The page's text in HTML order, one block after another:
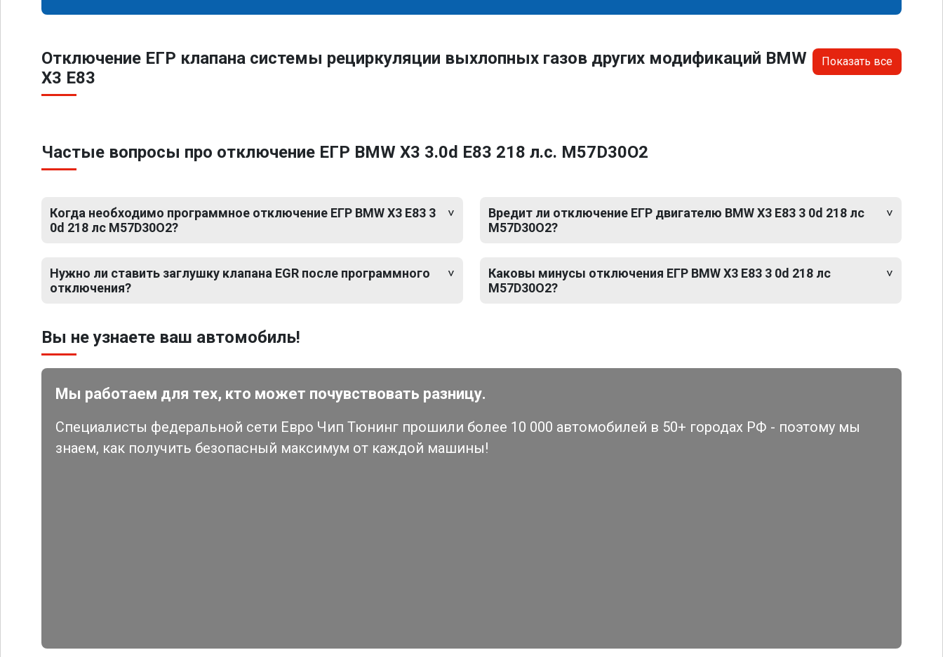
Отключение ЕГР клапана системы рециркуляции выхлопных газов других модификаций BMW
X3 E83
Показать все
Частые вопросы про отключение ЕГР BMW X3 3.0d E83 218 л.с. M57D30O2
Когда необходимо программное отключение ЕГР BMW X3 E83 3
0d 218 лс M57D30O2?
Нужно ли ставить заглушку клапана EGR после программного
отключения?
Вредит ли отключение ЕГР двигателю BMW X3 E83 3 0d 218 лс
M57D30O2?
Каковы минусы отключения ЕГР BMW X3 E83 3 0d 218 лс
M57D30O2?
Вы не узнаете ваш автомобиль!
Мы работаем для тех, кто может почувствовать разницу.
Специалисты федеральной сети Евро Чип Тюнинг прошили более 10 000 автомобилей в 50+ городах РФ - поэтому мы
знаем, как получить безопасный максимум от каждой машины!